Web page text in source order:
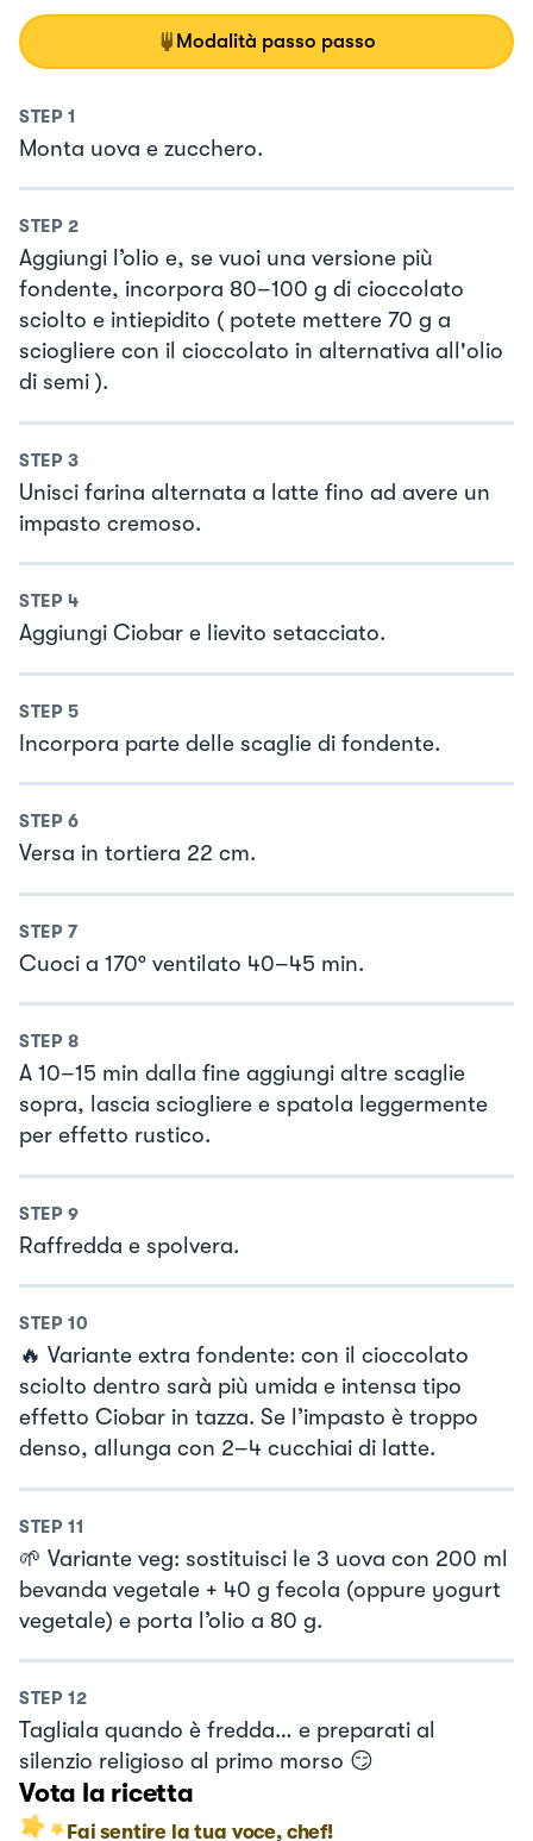
Modalità passo passo
STEP 1
Monta uova e zucchero.
STEP 2
Aggiungi l’olio e, se vuoi una versione più
fondente, incorpora 80–100 g di cioccolato
sciolto e intiepidito ( potete mettere 70 g a
sciogliere con il cioccolato in alternativa all'olio
di semi ).
STEP 3
Unisci farina alternata a latte fino ad avere un
impasto cremoso.
STEP 4
Aggiungi Ciobar e lievito setacciato.
STEP 5
Incorpora parte delle scaglie di fondente.
STEP 6
Versa in tortiera 22 cm.
STEP 7
Cuoci a 170° ventilato 40–45 min.
STEP 8
A 10–15 min dalla fine aggiungi altre scaglie
sopra, lascia sciogliere e spatola leggermente
per effetto rustico.
STEP 9
Raffredda e spolvera.
STEP 10
🔥 Variante extra fondente: con il cioccolato
sciolto dentro sarà più umida e intensa tipo
effetto Ciobar in tazza. Se l’impasto è troppo
denso, allunga con 2–4 cucchiai di latte.
STEP 11
🌱 Variante veg: sostituisci le 3 uova con 200 ml
bevanda vegetale + 40 g fecola (oppure yogurt
vegetale) e porta l’olio a 80 g.
STEP 12
Tagliala quando è fredda… e preparati al
silenzio religioso al primo morso 😏
Vota la ricetta
Fai sentire la tua voce, chef!